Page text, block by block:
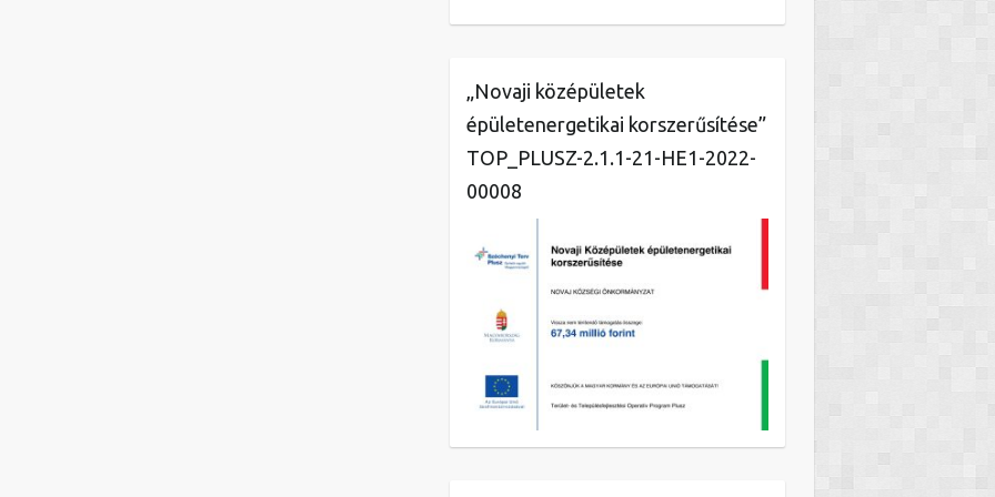
„Novaji középületek
épületenergetikai korszerűsítése”
TOP_PLUSZ-2.1.1-21-HE1-2022-
00008